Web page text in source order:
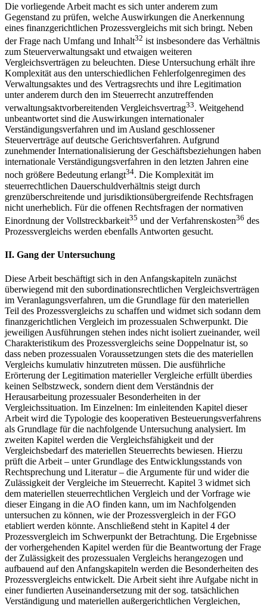
Die vorliegende Arbeit macht es sich unter anderem zum
Gegenstand zu prüfen, welche Auswirkungen die Anerkennung
eines finanzgerichtlichen Prozessvergleichs mit sich bringt. Neben
der Frage nach Umfang und Inhalt32 ist insbesondere das Verhältnis
zum Steuerverwaltungsakt und etwaigen weiteren
Vergleichsverträgen zu beleuchten. Diese Untersuchung erhält ihre
Komplexität aus den unterschiedlichen Fehlerfolgenregimen des
Verwaltungsaktes und des Vertragsrechts und ihre Legitimation
unter anderem durch den im Steuerrecht anzutreffenden
verwaltungsaktvorbereitenden Vergleichsvertrag33. Weitgehend
unbeantwortet sind die Auswirkungen internationaler
Verständigungsverfahren und im Ausland geschlossener
Steuerverträge auf deutsche Gerichtsverfahren. Aufgrund
zunehmender Internationalisierung der Geschäftsbeziehungen haben
internationale Verständigungsverfahren in den letzten Jahren eine
noch größere Bedeutung erlangt34. Die Komplexität im
steuerrechtlichen Dauerschuldverhältnis steigt durch
grenzüberschreitende und jurisdiktionsübergreifende Rechtsfragen
nicht unerheblich. Für die offenen Rechtsfragen der normativen
Einordnung der Vollstreckbarkeit35 und der Verfahrenskosten36 des
Prozessvergleichs werden ebenfalls Antworten gesucht.
II. Gang der Untersuchung
Diese Arbeit beschäftigt sich in den Anfangskapiteln zunächst
überwiegend mit den subordinationsrechtlichen Vergleichsverträgen
im Veranlagungsverfahren, um die Grundlage für den materiellen
Teil des Prozessvergleichs zu schaffen und widmet sich sodann dem
finanzgerichtlichen Vergleich im prozessualen Schwerpunkt. Die
jeweiligen Ausführungen stehen indes nicht isoliert zueinander, weil
Charakteristikum des Prozessvergleichs seine Doppelnatur ist, so
dass neben prozessualen Voraussetzungen stets die des materiellen
Vergleichs kumulativ hinzutreten müssen. Die ausführliche
Erörterung der Legitimation materieller Vergleiche erfüllt überdies
keinen Selbstzweck, sondern dient dem Verständnis der
Herausarbeitung prozessualer Besonderheiten in der
Vergleichssituation. Im Einzelnen: Im einleitenden Kapitel dieser
Arbeit wird die Typologie des kooperativen Besteuerungsverfahrens
als Grundlage für die nachfolgende Untersuchung analysiert. Im
zweiten Kapitel werden die Vergleichsfähigkeit und der
Vergleichsbedarf des materiellen Steuerrechts bewiesen. Hierzu
prüft die Arbeit – unter Grundlage des Entwicklungsstands von
Rechtsprechung und Literatur – die Argumente für und wider die
Zulässigkeit der Vergleiche im Steuerrecht. Kapitel 3 widmet sich
dem materiellen steuerrechtlichen Vergleich und der Vorfrage wie
dieser Eingang in die AO finden kann, um im Nachfolgenden
untersuchen zu können, wie der Prozessvergleich in der FGO
etabliert werden könnte. Anschließend steht in Kapitel 4 der
Prozessvergleich im Schwerpunkt der Betrachtung. Die Ergebnisse
der vorhergehenden Kapitel werden für die Beantwortung der Frage
der Zulässigkeit des prozessualen Vergleichs herangezogen und
aufbauend auf den Anfangskapiteln werden die Besonderheiten des
Prozessvergleichs entwickelt. Die Arbeit sieht ihre Aufgabe nicht in
einer fundierten Auseinandersetzung mit der sog. tatsächlichen
Verständigung und materiellen außergerichtlichen Vergleichen,